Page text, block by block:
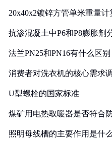
20x40x2镀锌方管单米重量
抗渗混凝土中P6和P8膨胀剂
法兰PN25和PN16有什么区别
消费者对洗衣机的核心需求
U型螺栓的国家标准
煤矿用电热取暖器是否符合
照明母线槽的主要作用是什么